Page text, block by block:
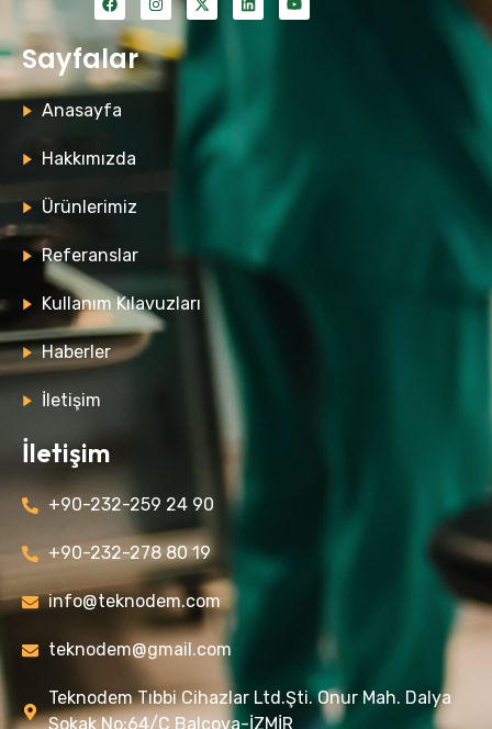
Sayfalar
Anasayfa
Hakkımızda
Ürünlerimiz
Referanslar
Kullanım Kılavuzları
Haberler
İletişim
İletişim
+90-232-259 24 90
+90-232-278 80 19
info@teknodem.com
teknodem@gmail.com
Teknodem Tıbbi Cihazlar Ltd.Şti. Onur Mah. Dalya
Sokak No:64/C Balçova-İZMİR